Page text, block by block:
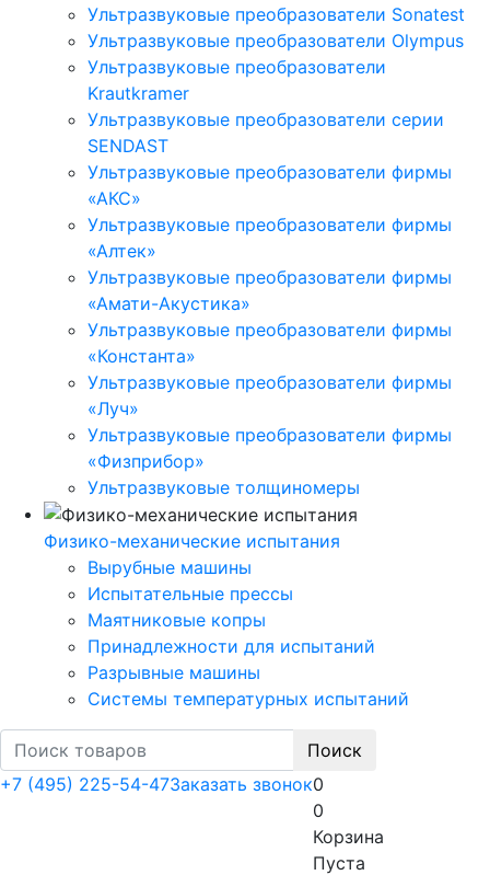
Ультразвуковые преобразователи Sonatest
Ультразвуковые преобразователи Olympus
Ультразвуковые преобразователи
Krautkramer
Ультразвуковые преобразователи серии
SENDAST
Ультразвуковые преобразователи фирмы
«АКС»
Ультразвуковые преобразователи фирмы
«Алтек»
Ультразвуковые преобразователи фирмы
«Амати-Акустика»
Ультразвуковые преобразователи фирмы
«Константа»
Ультразвуковые преобразователи фирмы
«Луч»
Ультразвуковые преобразователи фирмы
«Физприбор»
Ультразвуковые толщиномеры
Физико-механические испытания
Вырубные машины
Испытательные прессы
Маятниковые копры
Принадлежности для испытаний
Разрывные машины
Системы температурных испытаний
Поиск
+7 (495) 225-54-47Заказать звонок0
0
Корзина
Пуста